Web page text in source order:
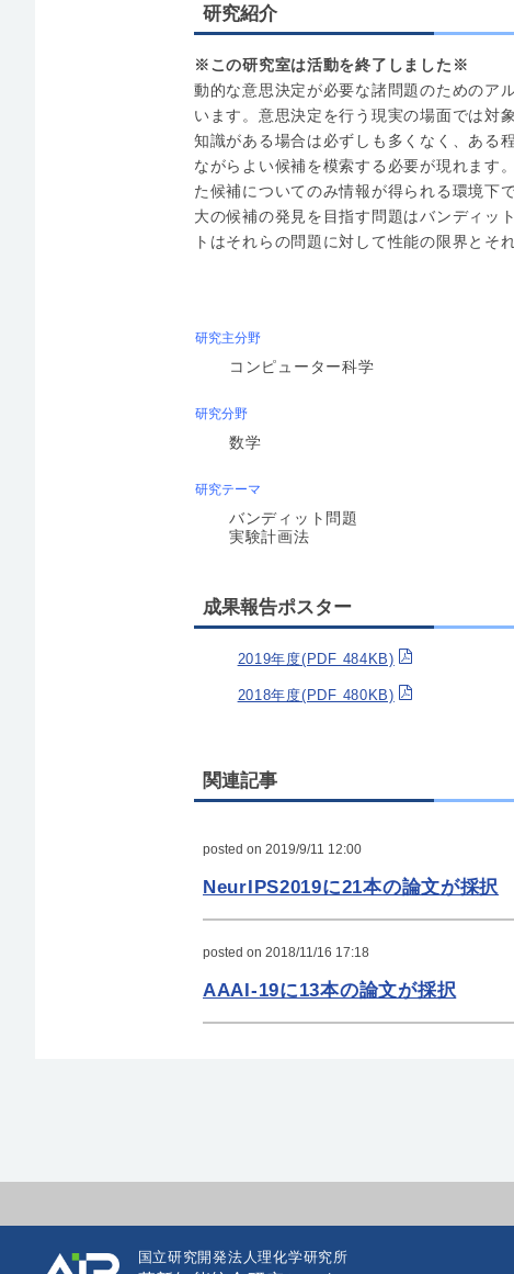
研究紹介
※この研究室は活動を終了しました※
動的な意思決定が必要な諸問題のためのア
います。意思決定を行う現実の場面では対
知識がある場合は必ずしも多くなく、ある
ながらよい候補を模索する必要が現れます
た候補についてのみ情報が得られる環境下
大の候補の発見を目指す問題はバンディッ
トはそれらの問題に対して性能の限界とそ
研究主分野
コンピューター科学
研究分野
数学
研究テーマ
バンディット問題
実験計画法
成果報告ポスター
2019年度(PDF 484KB)
2018年度(PDF 480KB)
関連記事
posted on 2019/9/11 12:00
NeurIPS2019に21本の論文が採択
posted on 2018/11/16 17:18
AAAI-19に13本の論文が採択
国立研究開発法人理化学研究所